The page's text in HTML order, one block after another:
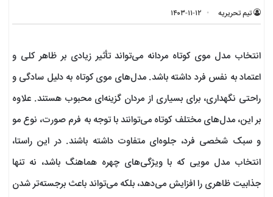
تیم تحریریه ۱۴۰۳-۱۱-۱۲
انتخاب مدل موی کوتاه مردانه می‌تواند تأثیر زیادی بر ظاهر کلی و
اعتماد به نفس فرد داشته باشد. مدل‌های موی کوتاه به دلیل سادگی و
راحتی نگهداری، برای بسیاری از مردان گزینه‌ای محبوب هستند. علاوه
بر این، مدل‌های مختلف کوتاه می‌توانند با توجه به فرم صورت، نوع مو
و سبک شخصی فرد، جلوه‌ای متفاوت داشته باشند. در این راستا،
انتخاب مدل مویی که با ویژگی‌های چهره هماهنگ باشد، نه تنها
جذابیت ظاهری را افزایش می‌دهد، بلکه می‌تواند باعث برجسته‌تر شدن